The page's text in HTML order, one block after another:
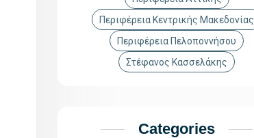
Περιφέρεια Κεντρικής Μακεδονίας
Περιφέρεια Πελοποννήσου
Στέφανος Κασσελάκης
Categories